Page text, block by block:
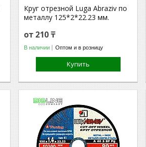
Круг отрезной Luga Abraziv по
металлу 125*2*22.23 мм.
от 210 ₸
В наличии Оптом и в розницу
Купить